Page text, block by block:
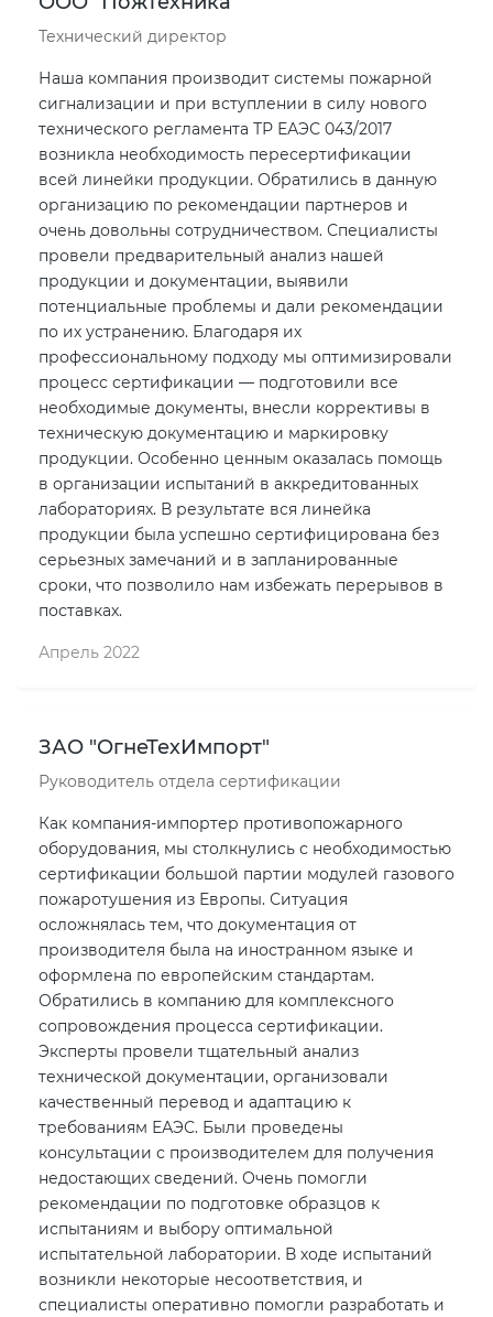
Технический директор
Наша компания производит системы пожарной
сигнализации и при вступлении в силу нового
технического регламента ТР ЕАЭС 043/2017
возникла необходимость пересертификации
всей линейки продукции. Обратились в данную
организацию по рекомендации партнеров и
очень довольны сотрудничеством. Специалисты
провели предварительный анализ нашей
продукции и документации, выявили
потенциальные проблемы и дали рекомендации
по их устранению. Благодаря их
профессиональному подходу мы оптимизировали
процесс сертификации — подготовили все
необходимые документы, внесли коррективы в
техническую документацию и маркировку
продукции. Особенно ценным оказалась помощь
в организации испытаний в аккредитованных
лабораториях. В результате вся линейка
продукции была успешно сертифицирована без
серьезных замечаний и в запланированные
сроки, что позволило нам избежать перерывов в
поставках.
Апрель 2022
ЗАО "ОгнеТехИмпорт"
Руководитель отдела сертификации
Как компания-импортер противопожарного
оборудования, мы столкнулись с необходимостью
сертификации большой партии модулей газового
пожаротушения из Европы. Ситуация
осложнялась тем, что документация от
производителя была на иностранном языке и
оформлена по европейским стандартам.
Обратились в компанию для комплексного
сопровождения процесса сертификации.
Эксперты провели тщательный анализ
технической документации, организовали
качественный перевод и адаптацию к
требованиям ЕАЭС. Были проведены
консультации с производителем для получения
недостающих сведений. Очень помогли
рекомендации по подготовке образцов к
испытаниям и выбору оптимальной
испытательной лаборатории. В ходе испытаний
возникли некоторые несоответствия, и
специалисты оперативно помогли разработать и